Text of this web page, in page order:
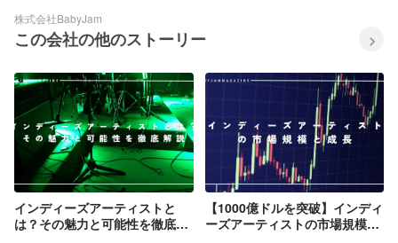
株式会社BabyJam
この会社の他のストーリー
インディーズアーティストと
は？その魅力と可能性を徹底解
【1000億ドルを突破】インディ
ーズアーティストの市場規模に